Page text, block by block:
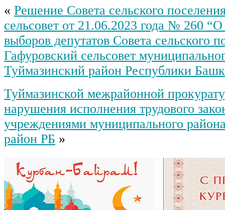
« Решение Совета сельского
сельсовет от 21.06.2023 года № 260
выборов депутатов Совета сельского
Гафуровский сельсовет
Туймазинский район Республики
Туймазинской межрайонной
нарушения исполнения трудового
учреждениями муниципального
район РБ »